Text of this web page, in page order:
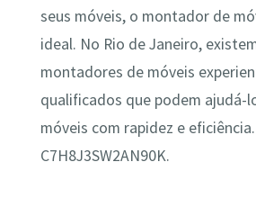
seus móveis, o montador de
ideal. No Rio de Janeiro,
montadores de móveis
qualificados que podem ajudá-
móveis com rapidez e
C7H8J3SW2AN90K.